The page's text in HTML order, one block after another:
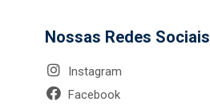
Nossas Redes Sociais
Instagram
Facebook